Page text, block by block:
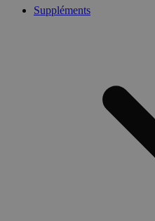
Suppléments